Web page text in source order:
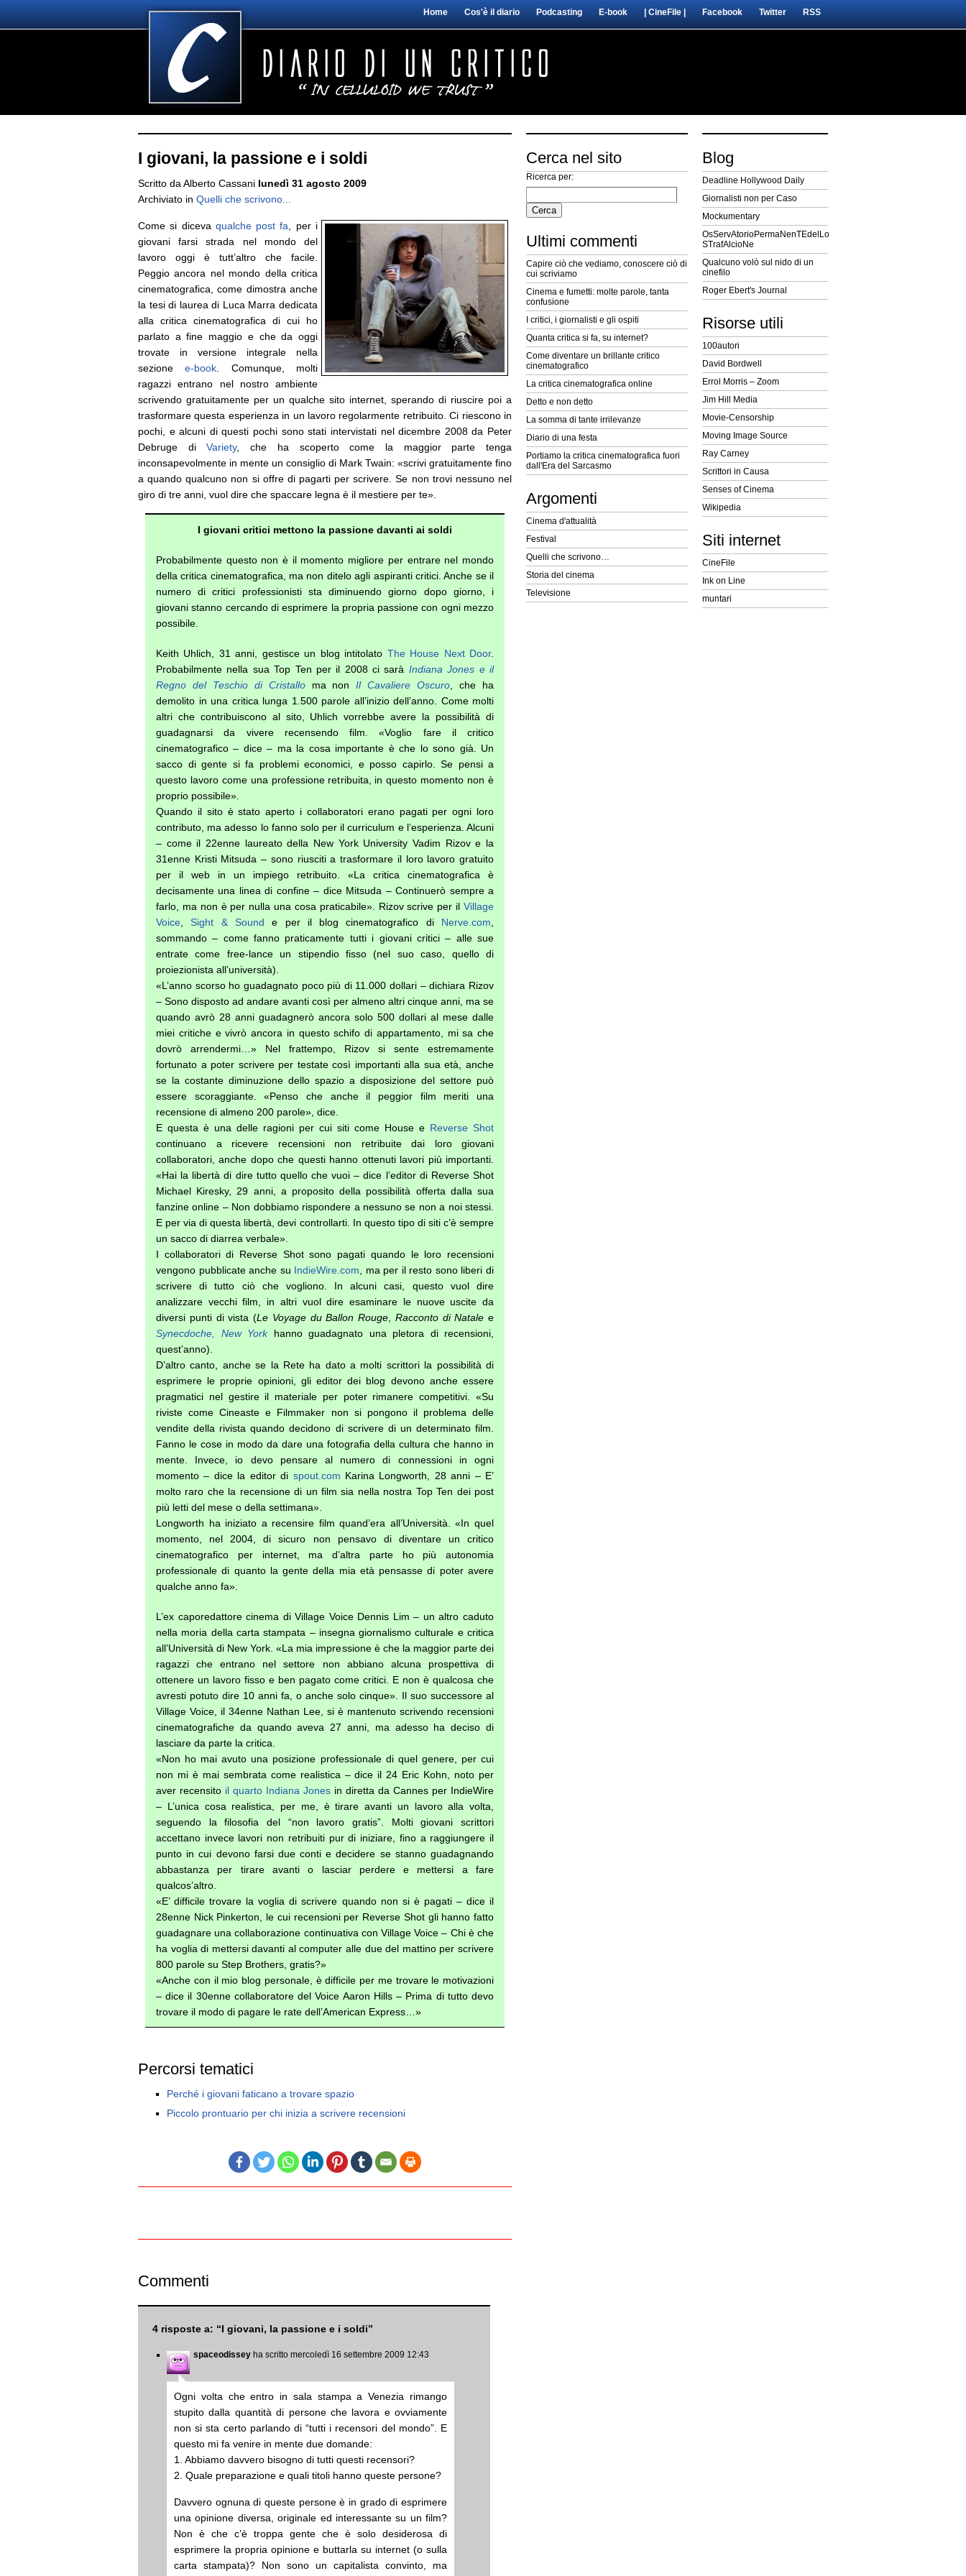
Home Cos'è il diario Podcasting E-book | CineFile | Facebook Twitter RSS
I giovani, la passione e i soldi
Scritto da Alberto Cassani lunedì 31 agosto 2009
Archiviato in Quelli che scrivono...
Come si diceva qualche post fa , per i
giovani farsi strada nel mondo del
lavoro oggi è tutt’altro che facile.
Peggio ancora nel mondo della critica
cinematografica, come dimostra anche
la tesi di laurea di Luca Marra dedicata
alla critica cinematografica di cui ho
parlato a fine maggio e che da oggi
trovate in versione integrale nella
sezionee-book . Comunque, molti
ragazzi entrano nel nostro ambiente
scrivendo gratuitamente per un qualche sito internet, sperando di riuscire poi a
trasformare questa esperienza in un lavoro regolarmente retribuito. Ci riescono in
pochi, e alcuni di questi pochi sono stati intervistati nel dicembre 2008 da Peter
Debruge diVariety, che ha scoperto come la maggior parte tenga
inconsapevolmente in mente un consiglio di Mark Twain: «scrivi gratuitamente fino
a quando qualcuno non si offre di pagarti per scrivere. Se non trovi nessuno nel
giro di tre anni, vuol dire che spaccare legna è il mestiere per te».
I giovani critici mettono la passione davanti ai soldi
Probabilmente questo non è il momento migliore per entrare nel mondo
della critica cinematografica, ma non ditelo agli aspiranti critici. Anche se il
numero di critici professionisti sta diminuendo giorno dopo giorno, i
giovani stanno cercando di esprimere la propria passione con ogni mezzo
possibile.
Keith Uhlich, 31 anni, gestisce un blog intitolato The House Next Door.
Probabilmente nella sua Top Ten per il 2008 ci sarà Indiana Jones e il
Regno del Teschio di Cristalloma nonIl Cavaliere Oscuro , che ha
demolito in una critica lunga 1.500 parole all’inizio dell’anno. Come molti
altri che contribuiscono al sito, Uhlich vorrebbe avere la possibilità di
guadagnarsi da vivere recensendo film. «Voglio fare il critico
cinematografico – dice – ma la cosa importante è che lo sono già. Un
sacco di gente si fa problemi economici, e posso capirlo. Se pensi a
questo lavoro come una professione retribuita, in questo momento non è
proprio possibile».
Quando il sito è stato aperto i collaboratori erano pagati per ogni loro
contributo, ma adesso lo fanno solo per il curriculum e l’esperienza. Alcuni
– come il 22enne laureato della New York University Vadim Rizov e la
31enne Kristi Mitsuda – sono riusciti a trasformare il loro lavoro gratuito
per il web in un impiego retribuito. «La critica cinematografica è
decisamente una linea di confine – dice Mitsuda – Continuerò sempre a
farlo, ma non è per nulla una cosa praticabile». Rizov scrive per il Village
Voice
Sight & Sound e per il blog cinematografico di Nerve.com
sommando – come fanno praticamente tutti i giovani critici – alle sue
entrate come free-lance un stipendio fisso (nel suo caso, quello di
proiezionista all’università).
«L’anno scorso ho guadagnato poco più di 11.000 dollari – dichiara Rizov
– Sono disposto ad andare avanti così per almeno altri cinque anni, ma se
quando avrò 28 anni guadagnerò ancora solo 500 dollari al mese dalle
miei critiche e vivrò ancora in questo schifo di appartamento, mi sa che
dovrò arrendermi…» Nel frattempo, Rizov si sente estremamente
fortunato a poter scrivere per testate così importanti alla sua età, anche
se la costante diminuzione dello spazio a disposizione del settore può
essere scoraggiante. «Penso che anche il peggior film meriti una
recensione di almeno 200 parole», dice.
E questa è una delle ragioni per cui siti come House e Reverse Shot
continuano a ricevere recensioni non retribuite dai loro giovani
collaboratori, anche dopo che questi hanno ottenuti lavori più importanti.
«Hai la libertà di dire tutto quello che vuoi – dice l’editor di Reverse Shot
Michael Kiresky, 29 anni, a proposito della possibilità offerta dalla sua
fanzine online – Non dobbiamo rispondere a nessuno se non a noi stessi.
E per via di questa libertà, devi controllarti. In questo tipo di siti c’è sempre
un sacco di diarrea verbale».
I collaboratori di Reverse Shot sono pagati quando le loro recensioni
vengono pubblicate anche su IndieWire.com , ma per il resto sono liberi di
scrivere di tutto ciò che vogliono. In alcuni casi, questo vuol dire
analizzare vecchi film, in altri vuol dire esaminare le nuove uscite da
diversi punti di vista (Le Voyage du Ballon Rouge Racconto di Natale e
Synecdoche, New Yorkhanno guadagnato una pletora di recensioni,
quest’anno).
D’altro canto, anche se la Rete ha dato a molti scrittori la possibilità di
esprimere le proprie opinioni, gli editor dei blog devono anche essere
pragmatici nel gestire il materiale per poter rimanere competitivi. «Su
riviste come Cineaste e Filmmaker non si pongono il problema delle
vendite della rivista quando decidono di scrivere di un determinato film.
Fanno le cose in modo da dare una fotografia della cultura che hanno in
mente. Invece, io devo pensare al numero di connessioni in ogni
momento – dice la editor di spout.com Karina Longworth, 28 anni – E’
molto raro che la recensione di un film sia nella nostra Top Ten dei post
più letti del mese o della settimana».
Longworth ha iniziato a recensire film quand’era all’Università. «In quel
momento, nel 2004, di sicuro non pensavo di diventare un critico
cinematografico per internet, ma d’altra parte ho più autonomia
professionale di quanto la gente della mia età pensasse di poter avere
qualche anno fa».
L’ex caporedattore cinema di Village Voice Dennis Lim – un altro caduto
nella moria della carta stampata – insegna giornalismo culturale e critica
all’Università di New York. «La mia impressione è che la maggior parte dei
ragazzi che entrano nel settore non abbiano alcuna prospettiva di
ottenere un lavoro fisso e ben pagato come critici. E non è qualcosa che
avresti potuto dire 10 anni fa, o anche solo cinque». Il suo successore al
Village Voice, il 34enne Nathan Lee, si è mantenuto scrivendo recensioni
cinematografiche da quando aveva 27 anni, ma adesso ha deciso di
lasciare da parte la critica.
«Non ho mai avuto una posizione professionale di quel genere, per cui
non mi è mai sembrata come realistica – dice il 24 Eric Kohn, noto per
aver recensito il quarto Indiana Jones in diretta da Cannes per IndieWire
– L’unica cosa realistica, per me, è tirare avanti un lavoro alla volta,
seguendo la filosofia del “non lavoro gratis”. Molti giovani scrittori
accettano invece lavori non retribuiti pur di iniziare, fino a raggiungere il
punto in cui devono farsi due conti e decidere se stanno guadagnando
abbastanza per tirare avanti o lasciar perdere e mettersi a fare
qualcos’altro.
«E’ difficile trovare la voglia di scrivere quando non si è pagati – dice il
28enne Nick Pinkerton, le cui recensioni per Reverse Shot gli hanno fatto
guadagnare una collaborazione continuativa con Village Voice – Chi è che
ha voglia di mettersi davanti al computer alle due del mattino per scrivere
800 parole su Step Brothers, gratis?»
«Anche con il mio blog personale, è difficile per me trovare le motivazioni
– dice il 30enne collaboratore del Voice Aaron Hills – Prima di tutto devo
trovare il modo di pagare le rate dell’American Express…»
Percorsi tematici
Perché i giovani faticano a trovare spazio
Piccolo prontuario per chi inizia a scrivere recensioni
Commenti
4 risposte a: “I giovani, la passione e i soldi”
spaceodissey ha scritto mercoledì 16 settembre 2009 12:43
Ogni volta che entro in sala stampa a Venezia rimango
stupito dalla quantità di persone che lavora e ovviamente
non si sta certo parlando di “tutti i recensori del mondo”. E
questo mi fa venire in mente due domande:
1. Abbiamo davvero bisogno di tutti questi recensori?
2. Quale preparazione e quali titoli hanno queste persone?
Davvero ognuna di queste persone è in grado di esprimere
una opinione diversa, originale ed interessante su un film?
Non è che c’è troppa gente che è solo desiderosa di
esprimere la propria opinione e buttarla su internet (o sulla
carta stampata)? Non sono un capitalista convinto, ma
Cerca nel sito
Ricerca per:
Ultimi commenti
Capire ciò che vediamo, conoscere ciò di
cui scriviamo
Cinema e fumetti: molte parole, tanta
confusione
I critici, i giornalisti e gli ospiti
Quanta critica si fa, su internet?
Come diventare un brillante critico
cinematografico
La critica cinematografica online
Detto e non detto
La somma di tante irrilevanze
Diario di una festa
Portiamo la critica cinematografica fuori
dall'Era del Sarcasmo
Argomenti
Cinema d'attualità
Festival
Quelli che scrivono…
Storia del cinema
Televisione
Blog
Deadline Hollywood Daily
Giornalisti non per Caso
Mockumentary
OsServAtorioPermaNenTEdelLo
STrafAlcioNe
Qualcuno volò sul nido di un
cinefilo
Roger Ebert's Journal
Risorse utili
100autori
David Bordwell
Errol Morris – Zoom
Jim Hill Media
Movie-Censorship
Moving Image Source
Ray Carney
Scrittori in Causa
Senses of Cinema
Wikipedia
Siti internet
CineFile
Ink on Line
muntari